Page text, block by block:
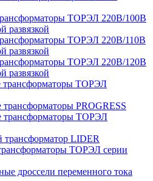
ТОРЭЛ 220В/100В
развязкой
ТОРЭЛ 220В/110В
развязкой
ТОРЭЛ 220В/120В
развязкой
трансформаторы ТОРЭЛ
трансформаторы PROGRESS
трансформаторы ТОРЭЛ
трансформатор LIDER
ТОРЭЛ серии
дроссели переменного тока